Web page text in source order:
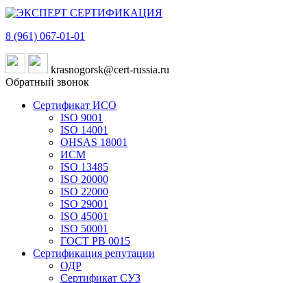
8 (961) 067-01-01
krasnogorsk@cert-russia.ru
Обратный звонок
Сертификат ИСО
ISO 9001
ISO 14001
OHSAS 18001
ИСМ
ISO 13485
ISO 20000
ISO 22000
ISO 29001
ISO 45001
ISO 50001
ГОСТ РВ 0015
Сертификация репутации
ОДР
Сертификат СУЗ